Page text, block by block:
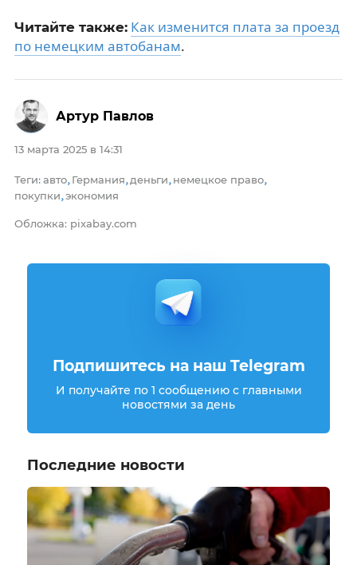
Читайте также: Как изменится плата за проезд
по немецким автобанам.
13 марта 2025 в 14:31
Теги: авто, Германия, деньги, немецкое право,
покупки,экономия
Обложка: pixabay.com
Артур Павлов
Подпишитесь на наш Telegram
И получайте по 1 сообщению с главными
новостями за день
Последние новости